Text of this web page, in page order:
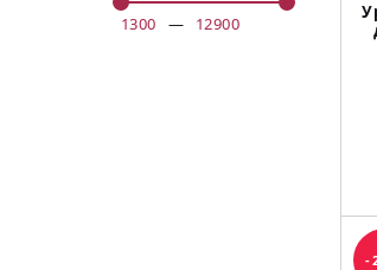
1300 — 12900
-